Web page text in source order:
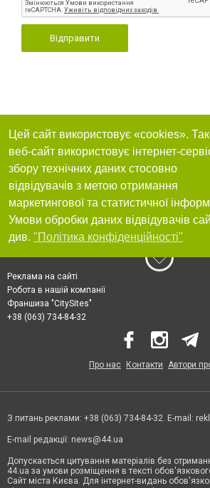
Відправити
Цей сайт використовує «cookies».
веб-сайт використовує інтернет-
збору технічних даних стосовно
відвідувачів з метою отримання
маркетингової та статистичної
Умови обробки даних відвідувачів
див. "Політика конфіденційності"
Реклама на сайті
Робота в нашій компанії
Франшиза "CitySites"
+38 (063) 734-84-32
Про нас Контакти Автори
З питань реклами: +38 (063) 734-84-32. E-mail:
E-mail редакції: news@44.ua
Допускається цитування матеріалів без
44.ua за умови розміщення в тексті
Сайт міста Києва. Для інтернет-видань